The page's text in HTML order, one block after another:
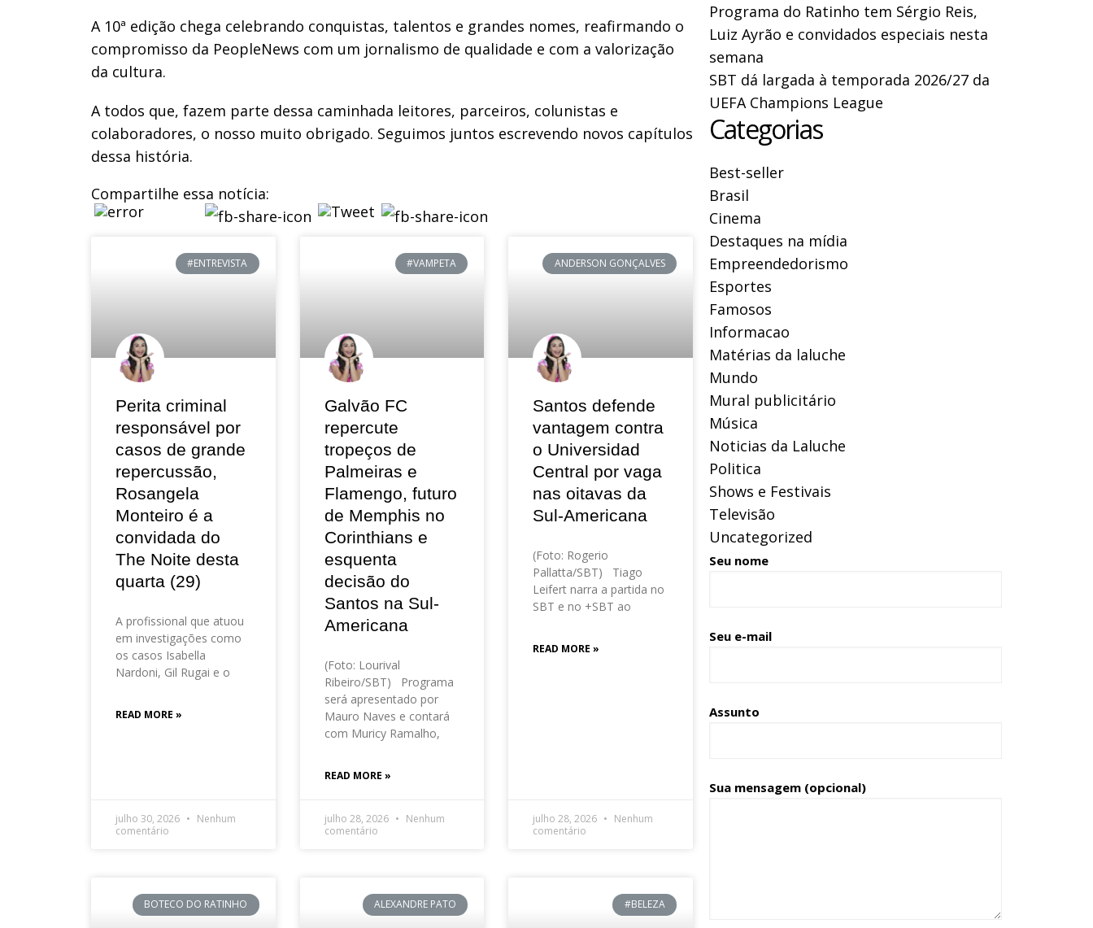
A 10ª edição chega celebrando conquistas, talentos e grandes nomes, reafirmando o
compromisso da PeopleNews com um jornalismo de qualidade e com a valorização
da cultura.
A todos que, fazem parte dessa caminhada leitores, parceiros, colunistas e
colaboradores, o nosso muito obrigado. Seguimos juntos escrevendo novos capítulos
dessa história.
Compartilhe essa notícia:
#ENTREVISTA
Perita criminal
responsável por
casos de grande
repercussão,
Rosangela
Monteiro é a
convidada do
The Noite desta
quarta (29)
A profissional que atuou
em investigações como
os casos Isabella
Nardoni, Gil Rugai e o
READ MORE »
julho 30, 2026
Nenhum
comentário
#VAMPETA
Galvão FC
repercute
tropeços de
Palmeiras e
Flamengo, futuro
de Memphis no
Corinthians e
esquenta
decisão do
Santos na Sul-
Americana
(Foto: Lourival
Ribeiro/SBT) Programa
será apresentado por
Mauro Naves e contará
com Muricy Ramalho,
READ MORE »
julho 28, 2026
Nenhum
comentário
ANDERSON GONÇALVES
Santos defende
vantagem contra
o Universidad
Central por vaga
nas oitavas da
Sul-Americana
(Foto: Rogerio
Pallatta/SBT) Tiago
Leifert narra a partida no
SBT e no +SBT ao
READ MORE »
julho 28, 2026
Nenhum
comentário
BOTECO DO RATINHO ALEXANDRE PATO #BELEZA
Programa do Ratinho tem Sérgio Reis,
Luiz Ayrão e convidados especiais nesta
semana
SBT dá largada à temporada 2026/27 da
UEFA Champions League
Categorias
Best-seller
Brasil
Cinema
Destaques na mídia
Empreendedorismo
Esportes
Famosos
Informacao
Matérias da laluche
Mundo
Mural publicitário
Música
Noticias da Laluche
Politica
Shows e Festivais
Televisão
Uncategorized
Seu nome
Seu e-mail
Assunto
Sua mensagem (opcional)